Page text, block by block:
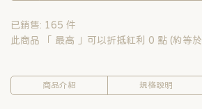
已銷售: 165 件
此商品 「 最高 」可以折抵紅利 0 點 (約等於
商品介紹 規格說明